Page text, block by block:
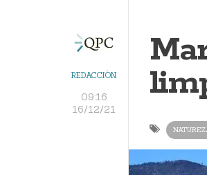
REDACCIÓN
09:16
16/12/21